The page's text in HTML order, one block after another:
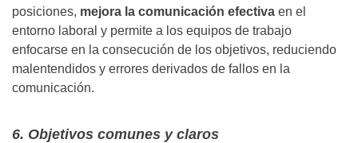
posiciones, mejora la comunicación efectiva en el
entorno laboral y permite a los equipos de trabajo
enfocarse en la consecución de los objetivos, reduciendo
malentendidos y errores derivados de fallos en la
comunicación.
6. Objetivos comunes y claros